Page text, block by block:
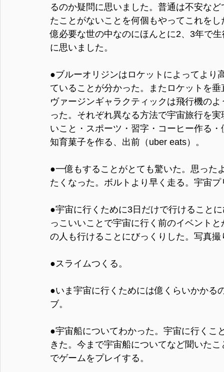
るのか疑問に思いました。普通は不安な
たことがないことを何個もやってこれを
億必要な世の中なのにほんとに2、3年で
に思いました。
●ブルーオリジンはロケットによってより
ていることが分かった。またロケットを
ヴァージンギャラクティックは飛行機の
った。それぞれ異なる方法で宇宙旅行を
いこと・スポーツ・習字・コーヒー作る
知育菓子を作る、出前（uber eats）。
●一億もすることがとても驚いた。思った
たくなった。ボルトより早く走る。宇宙プ
●宇宙に行くために3日だけで行けること
っこいいことで宇宙に行く前のイベント
の人も行けることにびっくりした。写真
●スライムつくる。
●いま宇宙に行くためには億くらいかかる
ブ。
●宇宙船についてわかった。宇宙に行くこ
きた。今まで宇宙船についてなど聞いた
でゲームをプレイする。